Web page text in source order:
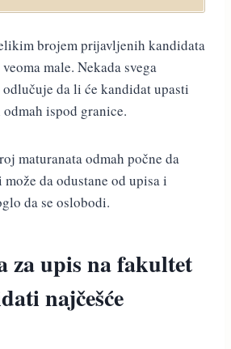
brojem prijavljenih kandidata
male. Nekada svega
da li će kandidat upasti
ispod granice.
maturanata odmah počne da
da odustane od upisa i
da se oslobodi.
za upis na fakultet
najčešće